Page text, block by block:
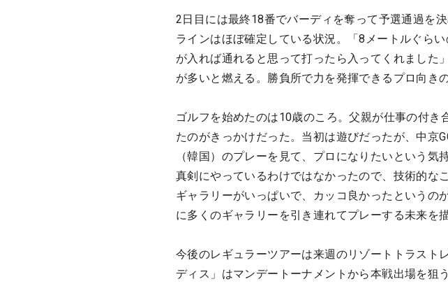
2日目には最終18番でバーディを奪って予選通過を
ラインはほぼ確定している状況。「8メートルぐら
が入れば通れると思って打ったら入ってくれました
が多いと燃える。勝負所で力を発揮できるプロ向き
ゴルフを始めたのは10歳のころ。父親が仕事の付き
たのがきっかけだった。当初は遊びだったが、中京
（韓国）のプレーを見て、プロになりたいという
真剣にやっているわけではなかったので、技術的な
ギャラリーがいっぱいで、カッコ良かったというの
に多くのギャラリーを引き連れてプレーする未来を
今後のレギュラーツアーは来週のリゾートトラスト
ディス」はマンデートーナメントから本戦出場を狙